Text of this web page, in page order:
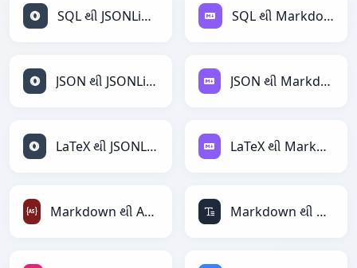
SQL થી JSONLines SQL થી Markdown
JSON થી JSONLines JSON થી Markdown
LaTeX થી JSONLines LaTeX થી Markdown
Markdown થી ActionScript Markdown થી ASCII